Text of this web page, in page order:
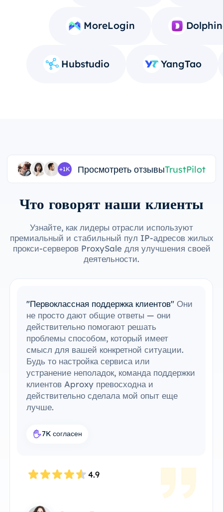
MoreLogin
Hubstudio YangTao
+1K Просмотреть отзывыTrustPilot
Что говорят наши клиенты
Узнайте, как лидеры отрасли используют
премиальный и стабильный пул IP-адресов жилых
прокси-серверов ProxySale для улучшения своей
деятельности.
"Простая интеграция с моими
инструментами"Мне удалось с легкостью
интегрировать ProxySale в мою
существующую настройку. Процесс
настройки был простым и интуитивно
понятным, и я смог все запустить без
каких-либо проблем. Совместимость
ProxySale с инструментами, которые я
уже использую, делает его невероятно
удобным и эффективным. Это идеальное
процесса.
7.6K согласен
4.8